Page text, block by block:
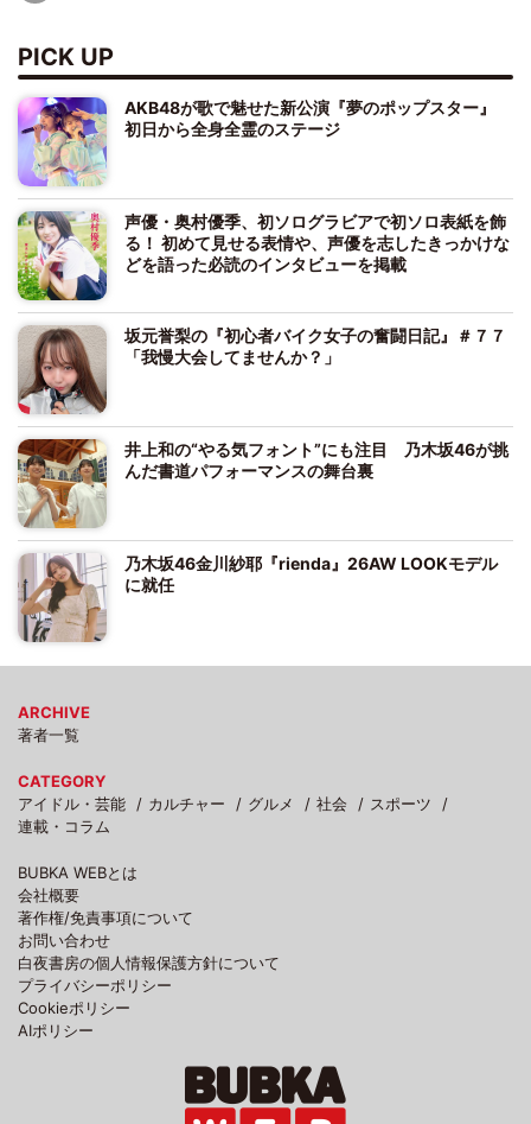
PICK UP
AKB48が歌で魅せた新公演『夢のポップスター』
初日から全身全霊のステージ
声優・奥村優季、初ソログラビアで初ソロ表紙を飾
る！ 初めて見せる表情や、声優を志したきっかけな
どを語った必読のインタビューを掲載
坂元誉梨の『初心者バイク女子の奮闘日記』＃７７
「我慢大会してませんか？」
井上和の“やる気フォント”にも注目 乃木坂46が挑
んだ書道パフォーマンスの舞台裏
乃木坂46金川紗耶『rienda』26AW LOOKモデル
に就任
ARCHIVE
著者一覧
CATEGORY
アイドル・芸能
カルチャー グルメ 社会
スポーツ
連載・コラム
BUBKA WEBとは
会社概要
著作権/免責事項について
お問い合わせ
白夜書房の個人情報保護方針について
プライバシーポリシー
Cookieポリシー
AIポリシー